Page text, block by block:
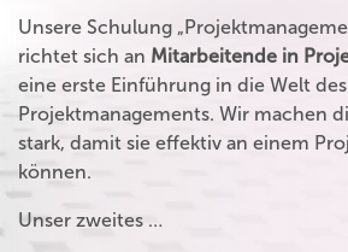
Unsere Schulung
richtet sich an Mitarbeitende in
eine erste Einführung in die Welt des
Projektmanagements. Wir machen
stark, damit sie effektiv an einem
können.
Unser zweites …